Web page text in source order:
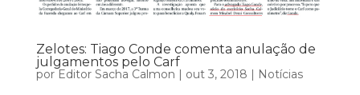
Zelotes: Tiago Conde comenta anulação de
julgamentos pelo Carf
por Editor Sacha Calmon | out 3, 2018 | Notícias